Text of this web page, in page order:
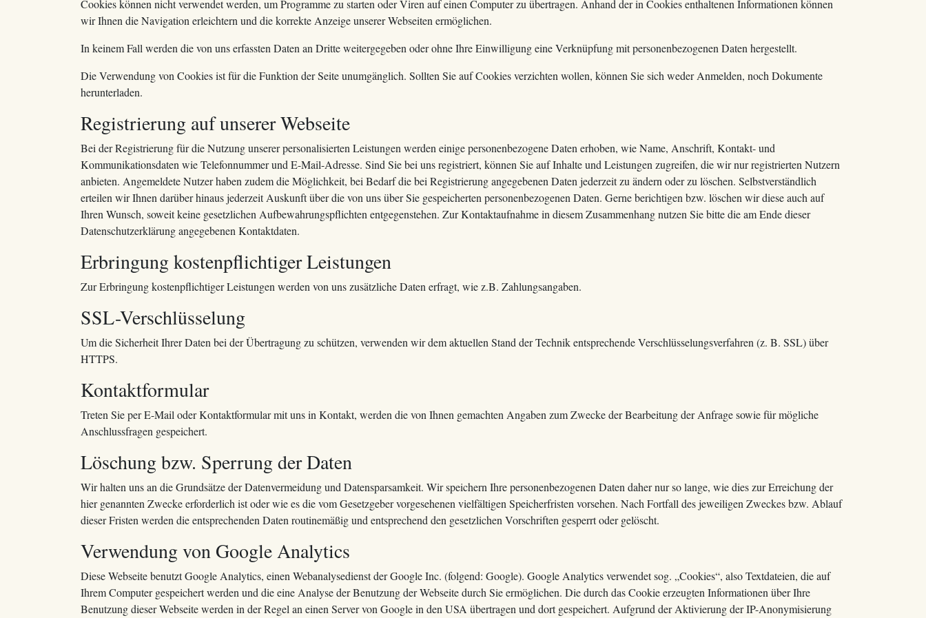
Cookies können nicht verwendet werden, um Programme zu starten oder Viren auf einen Computer zu übertragen. Anhand der in Cookies enthaltenen Informationen können
wir Ihnen die Navigation erleichtern und die korrekte Anzeige unserer Webseiten ermöglichen.
In keinem Fall werden die von uns erfassten Daten an Dritte weitergegeben oder ohne Ihre Einwilligung eine Verknüpfung mit personenbezogenen Daten hergestellt.
Die Verwendung von Cookies ist für die Funktion der Seite unumgänglich. Sollten Sie auf Cookies verzichten wollen, können Sie sich weder Anmelden, noch Dokumente
herunterladen.
Registrierung auf unserer Webseite
Bei der Registrierung für die Nutzung unserer personalisierten Leistungen werden einige personenbezogene Daten erhoben, wie Name, Anschrift, Kontakt- und
Kommunikationsdaten wie Telefonnummer und E-Mail-Adresse. Sind Sie bei uns registriert, können Sie auf Inhalte und Leistungen zugreifen, die wir nur registrierten Nutzern
anbieten. Angemeldete Nutzer haben zudem die Möglichkeit, bei Bedarf die bei Registrierung angegebenen Daten jederzeit zu ändern oder zu löschen. Selbstverständlich
erteilen wir Ihnen darüber hinaus jederzeit Auskunft über die von uns über Sie gespeicherten personenbezogenen Daten. Gerne berichtigen bzw. löschen wir diese auch auf
Ihren Wunsch, soweit keine gesetzlichen Aufbewahrungspflichten entgegenstehen. Zur Kontaktaufnahme in diesem Zusammenhang nutzen Sie bitte die am Ende dieser
Datenschutzerklärung angegebenen Kontaktdaten.
Erbringung kostenpflichtiger Leistungen
Zur Erbringung kostenpflichtiger Leistungen werden von uns zusätzliche Daten erfragt, wie z.B. Zahlungsangaben.
SSL-Verschlüsselung
Um die Sicherheit Ihrer Daten bei der Übertragung zu schützen, verwenden wir dem aktuellen Stand der Technik entsprechende Verschlüsselungsverfahren (z. B. SSL) über
HTTPS.
Kontaktformular
Treten Sie per E-Mail oder Kontaktformular mit uns in Kontakt, werden die von Ihnen gemachten Angaben zum Zwecke der Bearbeitung der Anfrage sowie für mögliche
Anschlussfragen gespeichert.
Löschung bzw. Sperrung der Daten
Wir halten uns an die Grundsätze der Datenvermeidung und Datensparsamkeit. Wir speichern Ihre personenbezogenen Daten daher nur so lange, wie dies zur Erreichung der
hier genannten Zwecke erforderlich ist oder wie es die vom Gesetzgeber vorgesehenen vielfältigen Speicherfristen vorsehen. Nach Fortfall des jeweiligen Zweckes bzw. Ablauf
dieser Fristen werden die entsprechenden Daten routinemäßig und entsprechend den gesetzlichen Vorschriften gesperrt oder gelöscht.
Verwendung von Google Analytics
Diese Webseite benutzt Google Analytics, einen Webanalysedienst der Google Inc. (folgend: Google). Google Analytics verwendet sog. „Cookies“, also Textdateien, die auf
Ihrem Computer gespeichert werden und die eine Analyse der Benutzung der Webseite durch Sie ermöglichen. Die durch das Cookie erzeugten Informationen über Ihre
Benutzung dieser Webseite werden in der Regel an einen Server von Google in den USA übertragen und dort gespeichert. Aufgrund der Aktivierung der IP-Anonymisierung